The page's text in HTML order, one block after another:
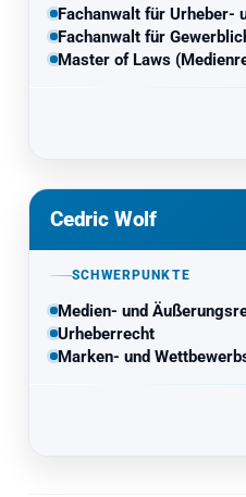
Fachanwalt für Urheber-
Fachanwalt für
Master of Laws
Cedric Wolf
SCHWERPUNKTE
Medien- und
Urheberrecht
Marken- und